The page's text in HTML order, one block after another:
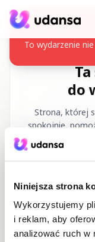
Niniejsza strona
Wykorzystujemy
i reklam, aby
analizować ruch w
Wydarzenie nie
To wydarzenie
do
Strona, której
spokojnie,